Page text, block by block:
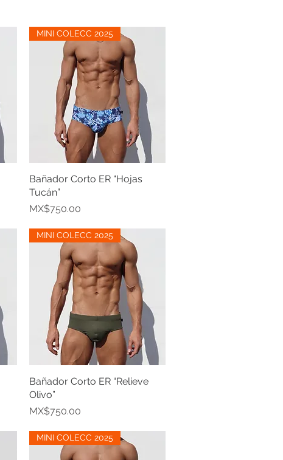
Quick View
MINI COLECC 2025
Bañador Corto ER “Hojas
Tucán”
Price
MX$750.00
Quick View
MINI COLECC 2025
Bañador Corto ER “Relieve
Olivo”
Price
MX$750.00
MINI COLECC 2025